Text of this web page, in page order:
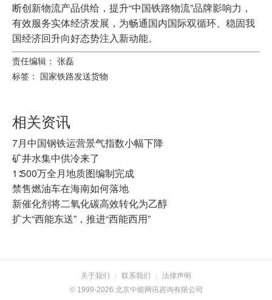
断创新物流产品供给，提升“中国铁路物流”品牌影响力，
有效服务实体经济发展，为畅通国内国际双循环、稳固我
国经济回升向好态势注入新动能。
责任编辑： 张磊
标签： 国家铁路发送货物
相关资讯
7月中国钢铁运营景气指数小幅下降
矿井水集中供冷来了
1∶500万全月地质图编制完成
禁售燃油车在海南如何落地
新催化剂将二氧化碳高效转化为乙醇
扩大“西能东送”，推进“西能西用”
关于我们 | 联系我们 |
法律声明
© 1999-2026 北京中能网讯咨询有限公司